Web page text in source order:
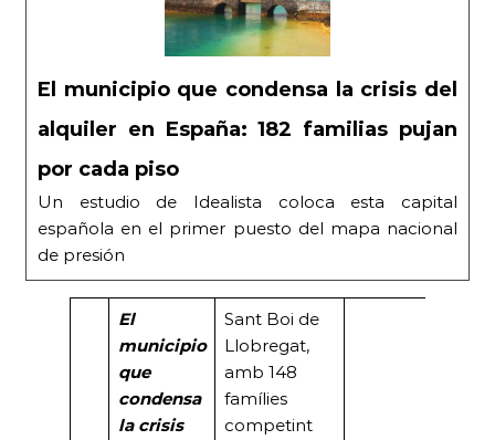
El municipio que condensa la crisis del
alquiler en España: 182 familias pujan
por cada piso
Un estudio de Idealista coloca esta capital
española en el primer puesto del mapa nacional
de presión
El
municipio
que
condensa
la crisis
Sant Boi de
Llobregat,
amb 148
famílies
competint